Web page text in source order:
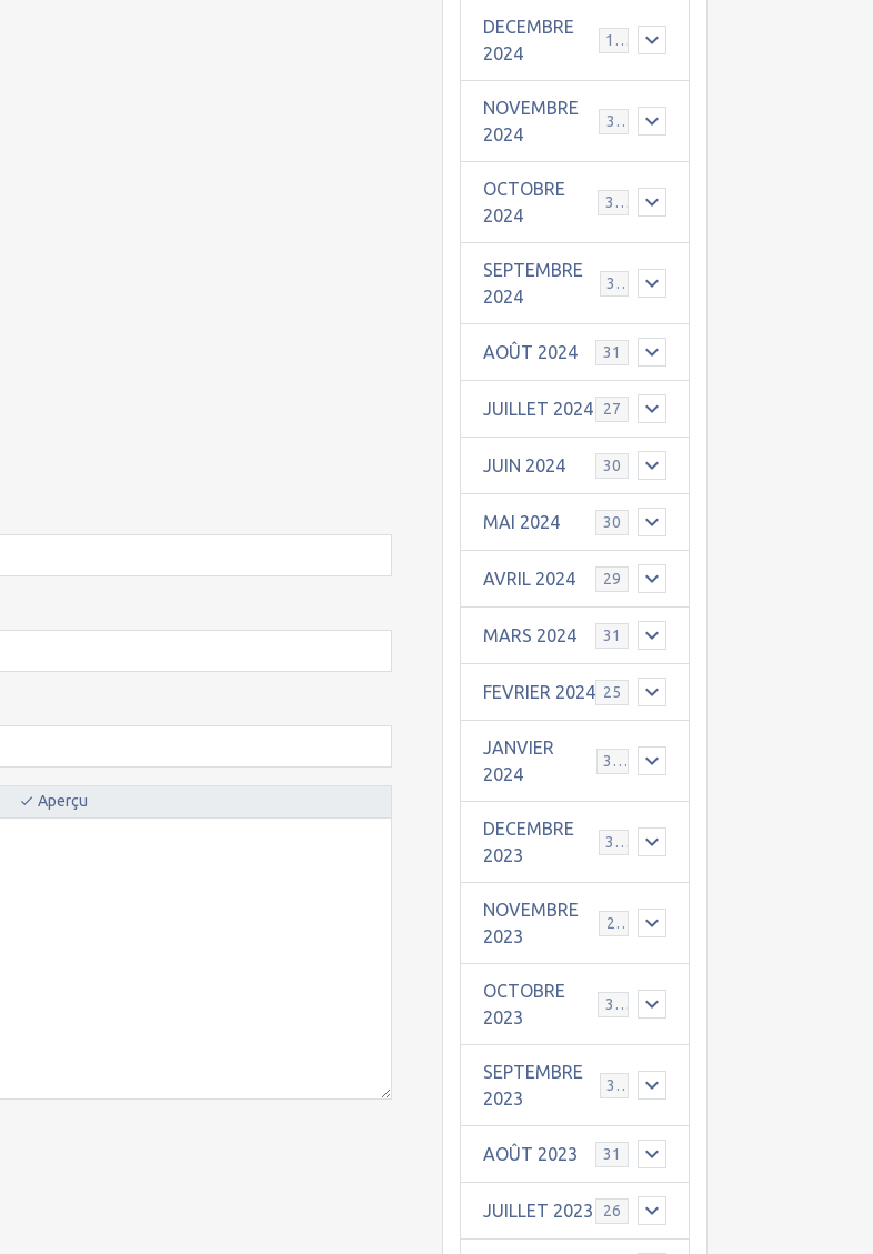
Aperçu
DECEMBRE
2024
19
NOVEMBRE
2024
30
OCTOBRE
2024
31
SEPTEMBRE
2024
30
AOÛT 2024 31
JUILLET 2024 27
JUIN 2024 30
MAI 2024 30
AVRIL 2024 29
MARS 2024 31
FEVRIER 2024 25
JANVIER
2024
30
DECEMBRE
2023
31
NOVEMBRE
2023
24
OCTOBRE
2023
31
SEPTEMBRE
2023
30
AOÛT 2023 31
JUILLET 2023 26